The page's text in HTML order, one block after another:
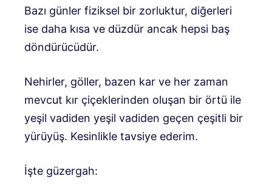
Bazı günler fiziksel bir zorluktur, diğerleri
ise daha kısa ve düzdür ancak hepsi baş
döndürücüdür.
Nehirler, göller, bazen kar ve her zaman
mevcut kır çiçeklerinden oluşan bir örtü ile
yeşil vadiden yeşil vadiden geçen çeşitli bir
yürüyüş. Kesinlikle tavsiye ederim.
İşte güzergah: